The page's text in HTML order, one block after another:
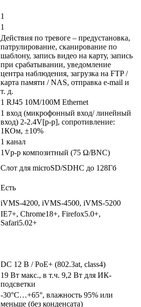
1
1
Действия по тревоге – предустановка,
патрулирование, сканирование по
шаблону, запись видео на карту, запись
при срабатывании, уведомление
центра наблюдения, загрузка на FTP /
карта памяти / NAS, отправка e-mail и
т. д.
1 RJ45 10M/100M Ethernet
1 вход (микрофонный вход/ линейный
вход) 2-2.4V[p-p], сопротивление:
1КОм, ±10%
1 канал
1Vp-p композитный (75 Ω/BNC)
Слот для microSD/SDHC до 128Гб
Есть
iVMS-4200, iVMS-4500, iVMS-5200
IE7+, Chrome18+, Firefox5.0+,
Safari5.02+
DC 12 В / PoE+ (802.3at, class4)
19 Вт макс., в т.ч. 9,2 Вт для ИК-
подсветки
-30°C…+65°, влажность 95% или
меньше (без конденсата)